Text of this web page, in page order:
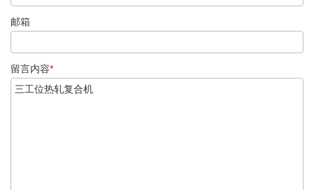
邮箱
留言内容*